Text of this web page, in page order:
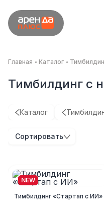
Главная Каталог
Тимбилдинг с
Каталог
Сортировать
NEW
Тимбилдинг «Стартап с ИИ»